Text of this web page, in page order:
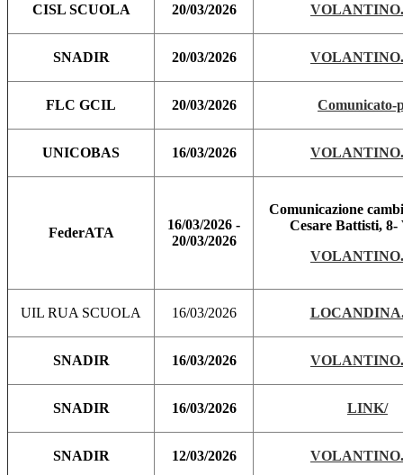
CISL SCUOLA 20/03/2026
SNADIR 20/03/2026
FLC GCIL 20/03/2026 Comunicato-
UNICOBAS 16/03/2026
FederATA
16/03/2026 -
20/03/2026
Comunicazione
Cesare Battisti, 8-
UIL RUA SCUOLA 16/03/2026
SNADIR 16/03/2026
SNADIR 16/03/2026 LINK/
SNADIR 12/03/2026